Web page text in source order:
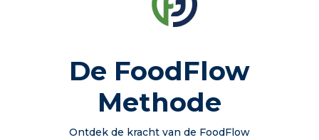
De FoodFlow
Methode
Ontdek de kracht van de FoodFlow